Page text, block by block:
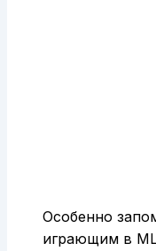
Особенно
играющим в